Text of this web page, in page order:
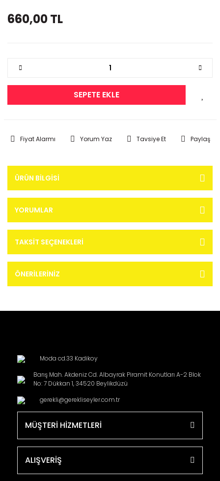
660,00 TL
SEPETE EKLE
Fiyat Alarmı Yorum Yaz Tavsiye Et Paylaş
ÜRÜN BILGISI
YORUMLAR
TAKSIT SEÇENEKLERI
ÖNERILERINIZ
Moda cd.33 Kadikoy
Barış Mah. Akdeniz Cd. Albayrak Piramit Konutları A-2 Blok
No: 7 Dükkan 1, 34520 Beylikdüzü
gerekli@gerekliseyler.com.tr
MÜŞTERİ HİZMETLERİ
ALIŞVERİŞ